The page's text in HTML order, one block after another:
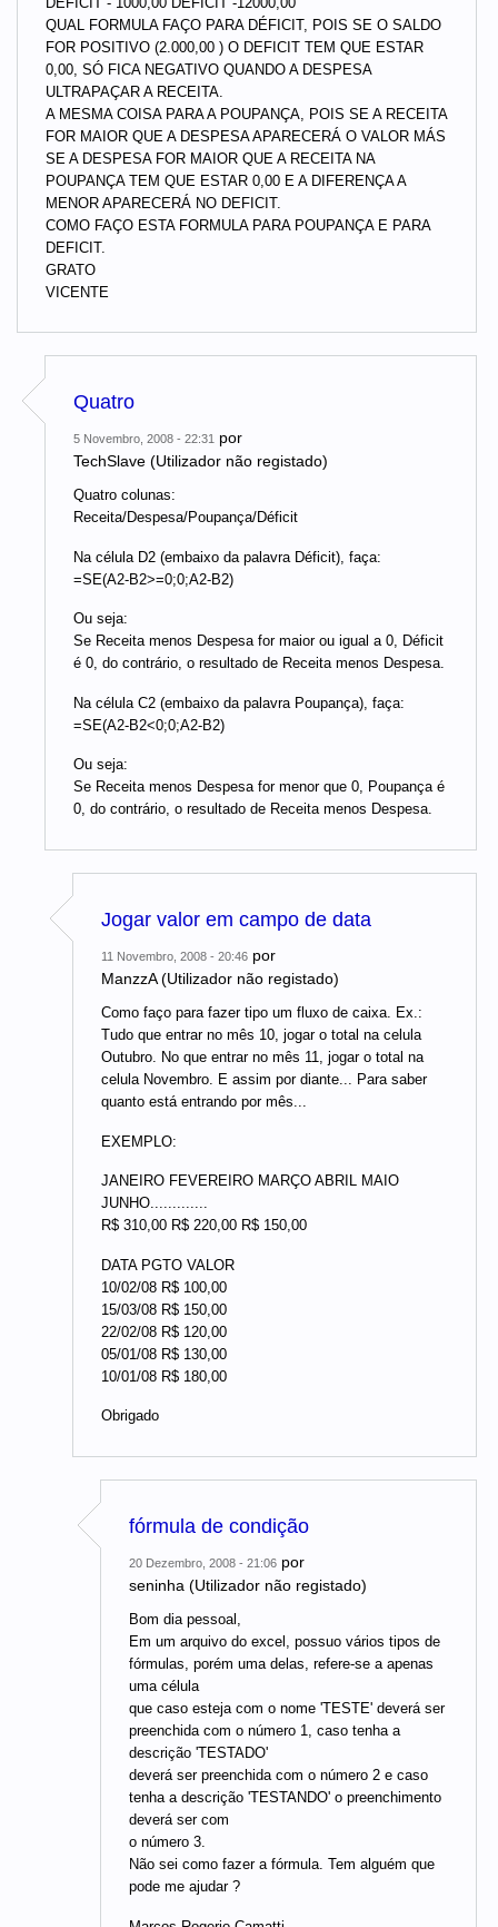
QUAL FORMULA FAÇO PARA DÉFICIT, POIS SE O SALDO
FOR POSITIVO (2.000,00 ) O DEFICIT TEM QUE ESTAR
0,00, SÓ FICA NEGATIVO QUANDO A DESPESA
ULTRAPAÇAR A RECEITA.
A MESMA COISA PARA A POUPANÇA, POIS SE A RECEITA
FOR MAIOR QUE A DESPESA APARECERÁ O VALOR MÁS
SE A DESPESA FOR MAIOR QUE A RECEITA NA
POUPANÇA TEM QUE ESTAR 0,00 E A DIFERENÇA A
MENOR APARECERÁ NO DEFICIT.
COMO FAÇO ESTA FORMULA PARA POUPANÇA E PARA
DEFICIT.
GRATO
VICENTE
Quatro
5 Novembro, 2008 - 22:31 por
TechSlave (Utilizador não registado)
Quatro colunas:
Receita/Despesa/Poupança/Déficit
Na célula D2 (embaixo da palavra Déficit), faça:
=SE(A2-B2>=0;0;A2-B2)
Ou seja:
Se Receita menos Despesa for maior ou igual a 0, Déficit
é 0, do contrário, o resultado de Receita menos Despesa.
Na célula C2 (embaixo da palavra Poupança), faça:
=SE(A2-B2<0;0;A2-B2)
Ou seja:
Se Receita menos Despesa for menor que 0, Poupança é
0, do contrário, o resultado de Receita menos Despesa.
Jogar valor em campo de data
11 Novembro, 2008 - 20:46 por
ManzzA (Utilizador não registado)
Como faço para fazer tipo um fluxo de caixa. Ex.:
Tudo que entrar no mês 10, jogar o total na celula
Outubro. No que entrar no mês 11, jogar o total na
celula Novembro. E assim por diante... Para saber
quanto está entrando por mês...
EXEMPLO:
JANEIRO FEVEREIRO MARÇO ABRIL MAIO
JUNHO.............
R$ 310,00 R$ 220,00 R$ 150,00
DATA PGTO VALOR
10/02/08 R$ 100,00
15/03/08 R$ 150,00
22/02/08 R$ 120,00
05/01/08 R$ 130,00
10/01/08 R$ 180,00
Obrigado
fórmula de condição
20 Dezembro, 2008 - 21:06 por
seninha (Utilizador não registado)
Bom dia pessoal,
Em um arquivo do excel, possuo vários tipos de
fórmulas, porém uma delas, refere-se a apenas
uma célula
que caso esteja com o nome 'TESTE' deverá ser
preenchida com o número 1, caso tenha a
descrição 'TESTADO'
deverá ser preenchida com o número 2 e caso
tenha a descrição 'TESTANDO' o preenchimento
deverá ser com
o número 3.
Não sei como fazer a fórmula. Tem alguém que
pode me ajudar ?